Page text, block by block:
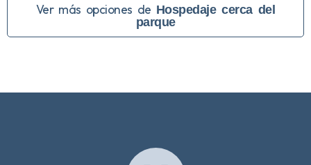
Ver más opciones de Hospedaje cerca del
parque